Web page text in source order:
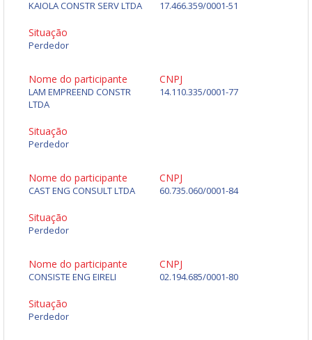
KAIOLA CONSTR SERV LTDA 17.466.359/0001-51
Situação
Perdedor
Nome do participante
LAM EMPREEND CONSTR
LTDA
CNPJ
14.110.335/0001-77
Situação
Perdedor
Nome do participante
CAST ENG CONSULT LTDA
CNPJ
60.735.060/0001-84
Situação
Perdedor
Nome do participante
CONSISTE ENG EIRELI
CNPJ
02.194.685/0001-80
Situação
Perdedor